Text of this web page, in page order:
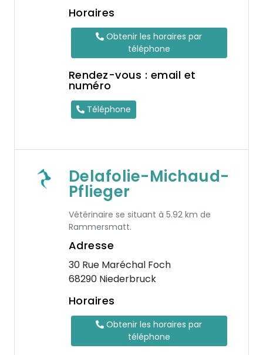
Horaires
Obtenir les horaires par
téléphone
Rendez-vous : email et
numéro
Téléphone
Delafolie-Michaud-
Pflieger
Vétérinaire se situant à 5.92 km de
Rammersmatt.
Adresse
30 Rue Maréchal Foch
68290 Niederbruck
Horaires
Obtenir les horaires par
téléphone